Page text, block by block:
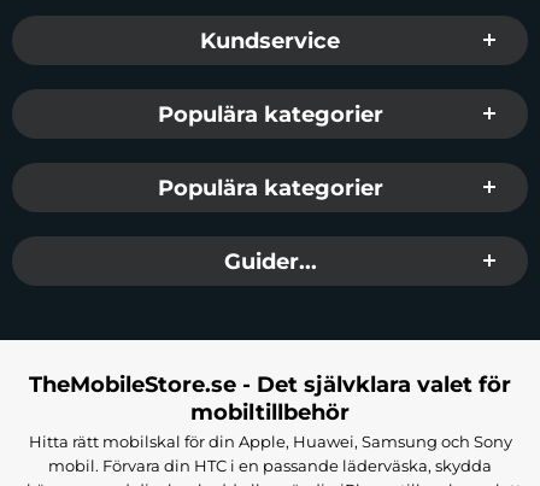
Sidfot Blandad info och länkar
Kundservice
Populära kategorier
Populära kategorier
Guider...
TheMobileStore.se - Det självklara valet för
mobiltillbehör
Hitta rätt mobilskal för din Apple, Huawei, Samsung och Sony
mobil. Förvara din HTC i en passande läderväska, skydda